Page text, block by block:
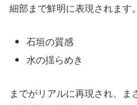
細部まで鮮明に表現されます。
石垣の質感
水の揺らめき
までがリアルに再現され、ま